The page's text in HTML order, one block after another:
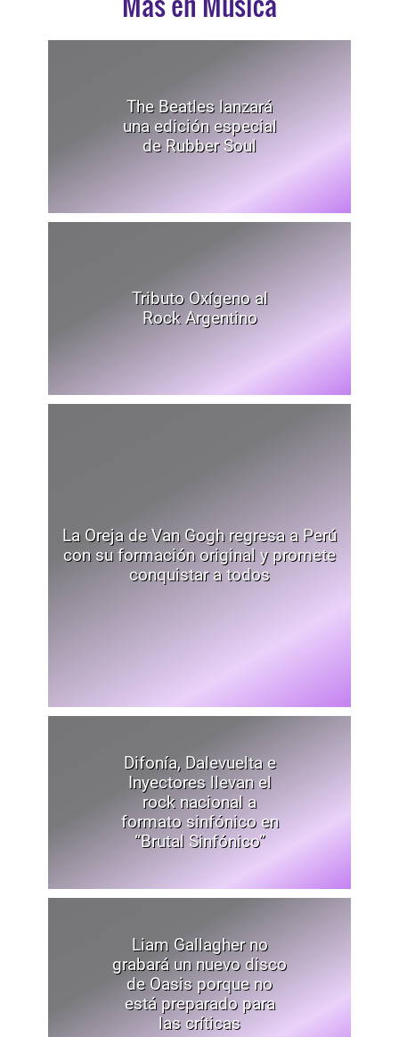
The Beatles lanzará
una edición especial
de Rubber Soul
Tributo Oxígeno al
Rock Argentino
La Oreja de Van Gogh regresa a Perú
con su formación original y promete
conquistar a todos
Difonía, Dalevuelta e
Inyectores llevan el
rock nacional a
formato sinfónico en
“Brutal Sinfónico”
Liam Gallagher no
grabará un nuevo disco
de Oasis porque no
está preparado para
las críticas